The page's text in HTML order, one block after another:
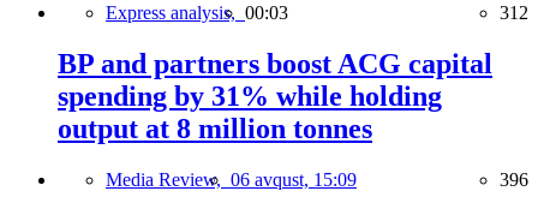
Express analysis, 00:03 312
BP and partners boost ACG capital
spending by 31% while holding
output at 8 million tonnes
Media Review, 06 avqust, 15:09 396